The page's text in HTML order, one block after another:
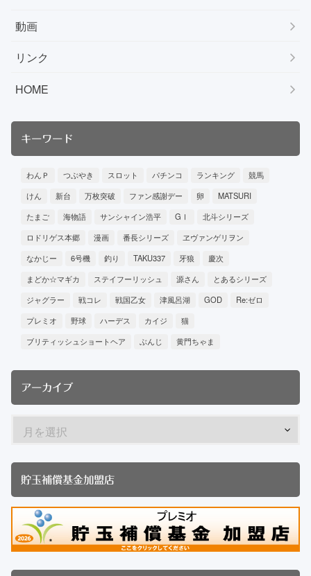
動画
リンク
HOME
キーワード
わんＰ つぶやき スロット パチンコ ランキング
競馬
けん
新台 万枚突破 ファン感謝デー 卵
MATSURI
たまご
海物語 サンシャイン浩平 GⅠ
北斗シリーズ
ロドリゲス本郷
漫画 番長シリーズ
ヱヴァンゲリヲン
なかじー
6号機 釣り TAKU337 牙狼
慶次
まどか☆マギカ
ステイフーリッシュ 源さん
とあるシリーズ
ジャグラー
戦コレ 戦国乙女 津風呂湖 GOD
Re:ゼロ
プレミオ
野球 ハーデス カイジ
猫
ブリティッシュショートヘア
ぶんじ 黄門ちゃま
アーカイブ
貯玉補償基金加盟店